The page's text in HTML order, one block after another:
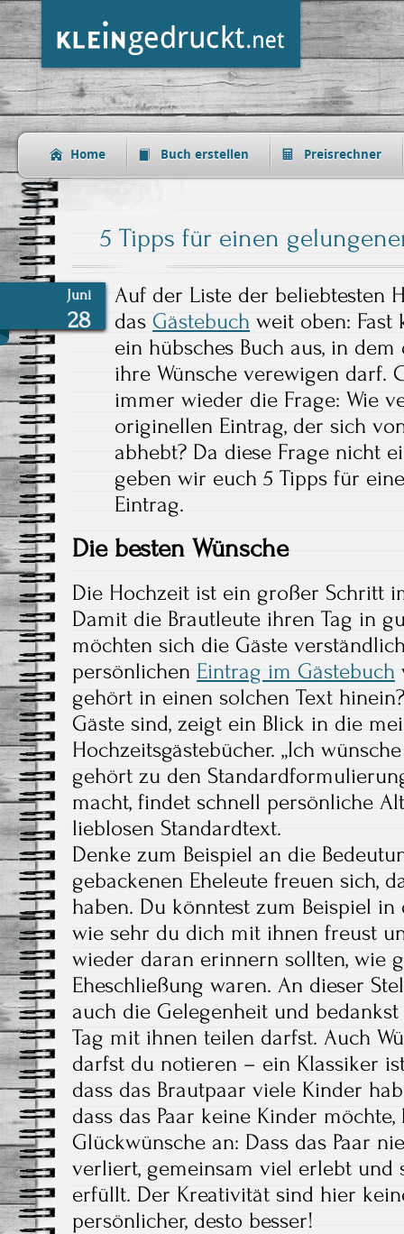
Home Buch erstellen Preisrechner
5 Tipps für einen
Juni
28
Auf der Liste der beliebtesten
das Gästebuch weit oben: Fast
ein hübsches Buch aus, in
ihre Wünsche verewigen darf.
immer wieder die Frage: Wie
originellen Eintrag, der sich
abhebt? Da diese Frage nicht
geben wir euch 5 Tipps für
Eintrag.
Die besten Wünsche
Die Hochzeit ist ein großer Schritt
Damit die Brautleute ihren Tag in
möchten sich die Gäste
persönlichen Eintrag im Gästebuch
gehört in einen solchen Text
Gäste sind, zeigt ein Blick in die
Hochzeitsgästebücher. „Ich
gehört zu den
macht, findet schnell persönliche
lieblosen Standardtext.
Denke zum Beispiel an die
gebackenen Eheleute freuen sich,
haben. Du könntest zum Beispiel
wie sehr du dich mit ihnen freust
wieder daran erinnern sollten, wie
Eheschließung waren. An dieser
auch die Gelegenheit und
Tag mit ihnen teilen darfst. Auch
darfst du notieren – ein Klassiker
dass das Brautpaar viele Kinder
dass das Paar keine Kinder
Glückwünsche an: Dass das Paar
verliert, gemeinsam viel erlebt und
erfüllt. Der Kreativität sind hier
persönlicher, desto besser!